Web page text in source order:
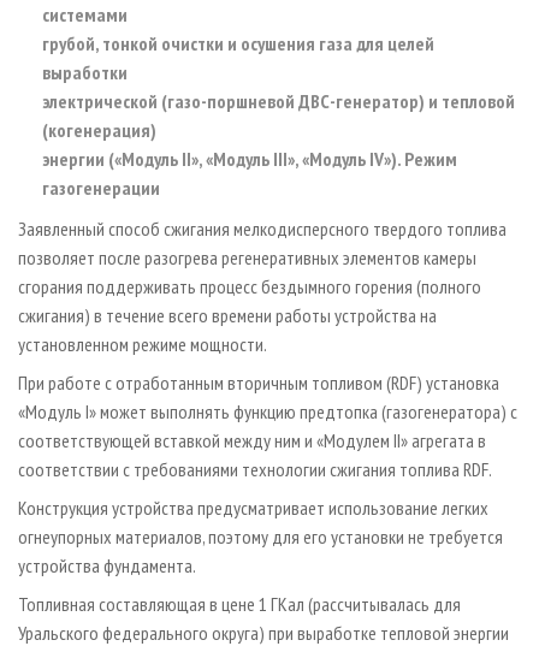
системами
грубой, тонкой очистки и осушения газа для целей
выработки
электрической (газо-поршневой ДВС-генератор) и тепловой
(когенерация)
энергии («Модуль II», «Модуль III», «Модуль IV»). Режим
газогенерации
Заявленный способ сжигания мелкодисперсного твердого топлива
позволяет после разогрева регенеративных элементов камеры
сгорания поддерживать процесс бездымного горения (полного
сжигания) в течение всего времени работы устройства на
установленном режиме мощности.
При работе с отработанным вторичным топливом (RDF) установка
«Модуль I» может выполнять функцию предтопка (газогенератора) с
соответствующей вставкой между ним и «Модулем II» агрегата в
соответствии с требованиями технологии сжигания топлива RDF.
Конструкция устройства предусматривает использование легких
огнеупорных материалов, поэтому для его установки не требуется
устройства фундамента.
Топливная составляющая в цене 1 ГКал (рассчитывалась для
Уральского федерального округа) при выработке тепловой энергии